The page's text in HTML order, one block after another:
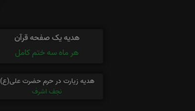
هدیه یک صفحه قرآن
هر ماه سه ختم کامل
هدیه زیارت در حرم حضرت علی(ع)
نجف اشرف